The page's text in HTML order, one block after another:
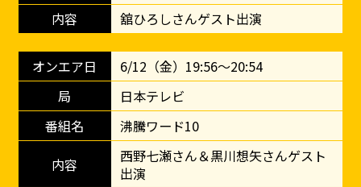
舘ひろしさんゲスト出演
6/12（金）19:56～20:54
日本テレビ
沸騰ワード10
西野七瀬さん＆黒川想矢さんゲスト
出演